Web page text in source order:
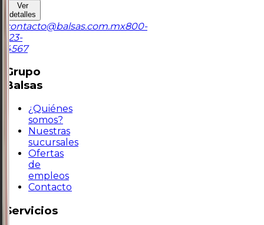
Ver
detalles
contacto@balsas.com.mx800-
123-
4567
Grupo
Balsas
¿Quiénes
somos?
Nuestras
sucursales
Ofertas
de
empleos
Contacto
Servicios